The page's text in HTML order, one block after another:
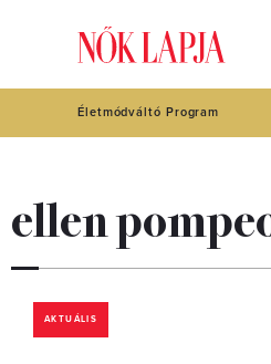
Életmódváltó Program
ellen
AKTUÁLIS